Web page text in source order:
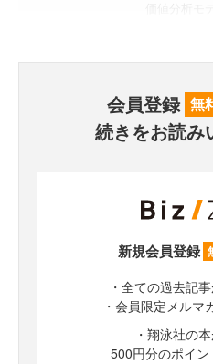
会員登録 無
続きをお読み
新規会員登録
・全ての過去記
・会員限定メルマ
・翔泳社の
500円分のポイン